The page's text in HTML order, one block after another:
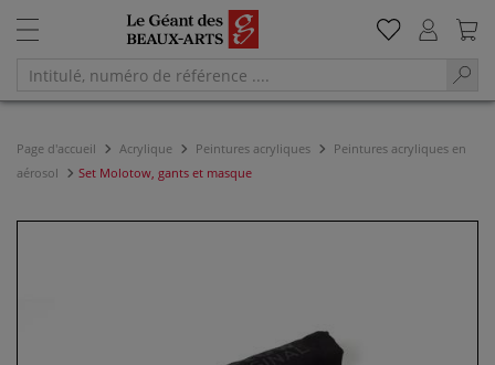
Page d'accueil Acrylique Peintures acryliques
Peintures acryliques en
aérosol
Set Molotow, gants et masque